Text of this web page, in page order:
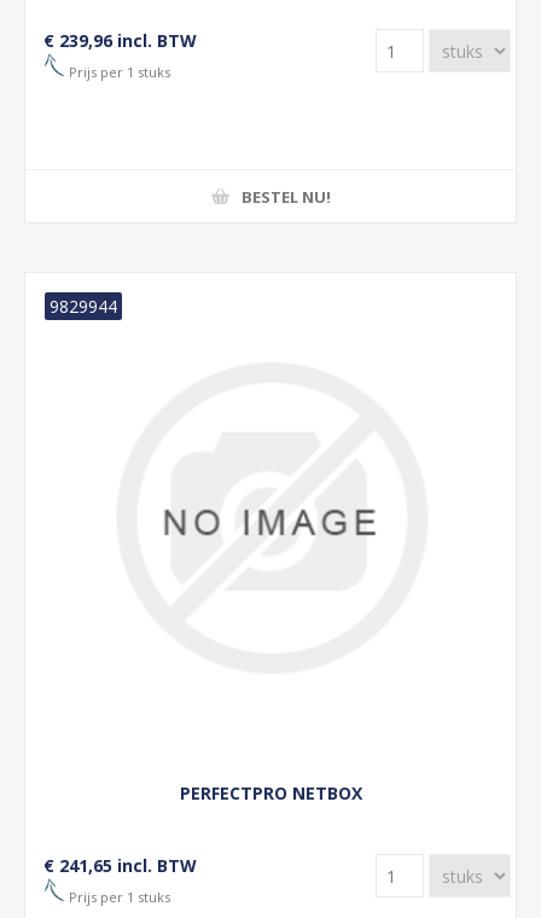
€ 239,96 incl. BTW
Prijs per 1 stuks
BESTEL NU!
PERFECTPRO NETBOX
9829944
€ 241,65 incl. BTW
Prijs per 1 stuks